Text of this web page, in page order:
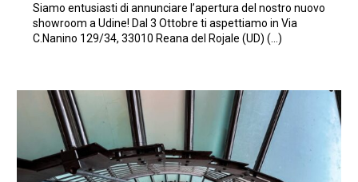
Siamo entusiasti di annunciare l’apertura del nostro nuovo
showroom a Udine! Dal 3 Ottobre ti aspettiamo in Via
C.Nanino 129/34, 33010 Reana del Rojale (UD) (…)